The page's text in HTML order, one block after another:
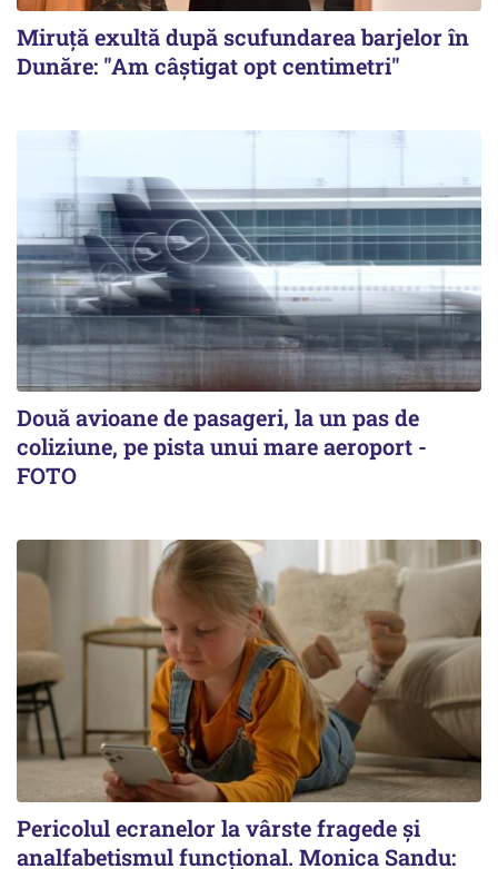
Miruță exultă după scufundarea barjelor în
Dunăre: "Am câștigat opt centimetri"
Două avioane de pasageri, la un pas de
coliziune, pe pista unui mare aeroport -
FOTO
Pericolul ecranelor la vârste fragede și
analfabetismul funcțional. Monica Sandu: